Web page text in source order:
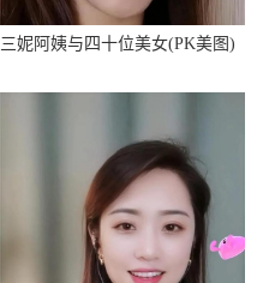
三妮阿姨与四十位美女(PK美图)